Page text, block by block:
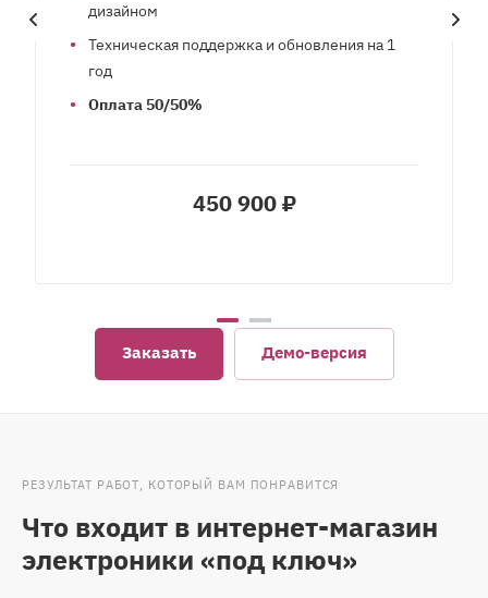
дизайном
Техническая поддержка и обновления на 1
год
Оплата 50/50%
450 900 ₽
Заказать Демо-версия
РЕЗУЛЬТАТ РАБОТ, КОТОРЫЙ ВАМ ПОНРАВИТСЯ
Что входит в интернет-магазин
электроники «под ключ»